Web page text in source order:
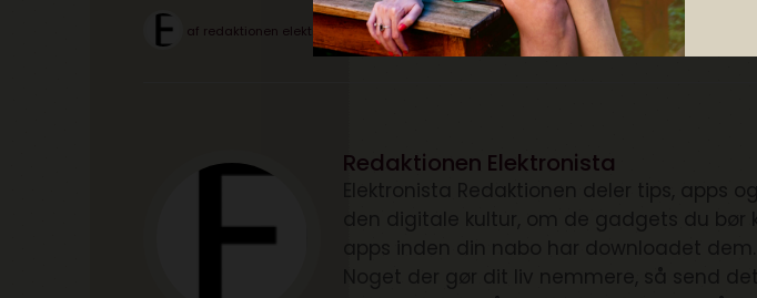
af redaktionen elektronista
Redaktionen Elektronista